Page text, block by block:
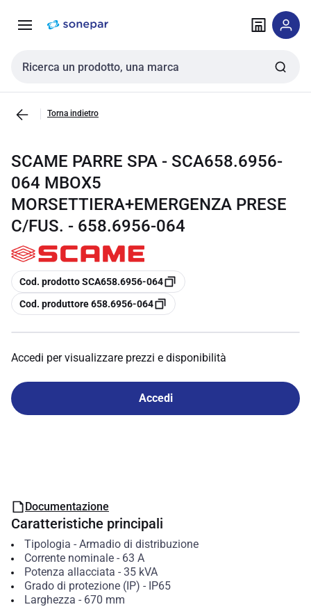
navigazione alla
Cerca input
Torna indietro
SCAME PARRE SPA - SCA658.6956-
064 MBOX5
MORSETTIERA+EMERGENZA PRESE
C/FUS. - 658.6956-064
copia
Cod. prodotto SCA658.6956-064
copia
Cod. produttore 658.6956-064
Accedi per visualizzare prezzi e disponibilità
Accedi
Documentazione
Caratteristiche principali
Tipologia - Armadio di distribuzione
Corrente nominale- 63 A
Potenza allacciata - 35 kVA
Grado di protezione (IP) - IP65
Larghezza - 670 mm